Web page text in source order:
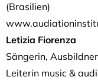
(Brasilien)
Letizia Fiorenza
Sängerin,
Leiterin music &